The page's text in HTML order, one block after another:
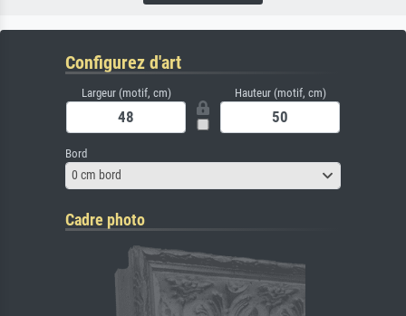
Configurez d'art
Largeur (motif, cm) Hauteur (motif, cm)
Bord
0 cm bord
Cadre photo